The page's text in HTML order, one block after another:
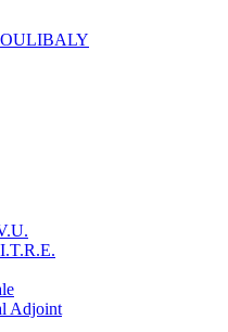
Adjoint